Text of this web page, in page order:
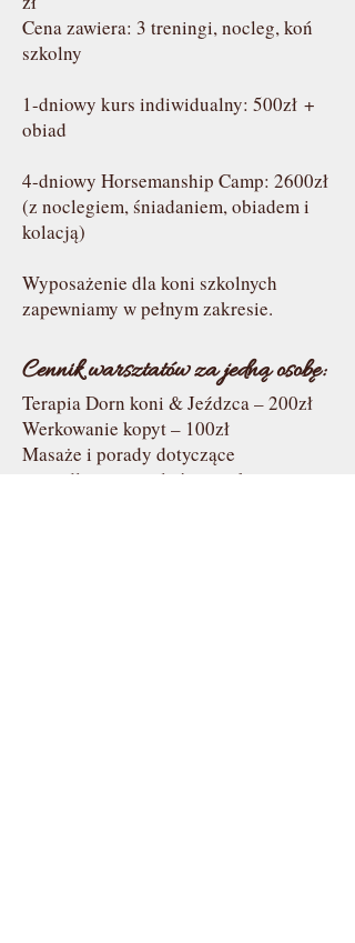
Cena zawiera: 3 treningi, nocleg, koń
szkolny
1-dniowy kurs indiwidualny: 500zł​ +
obiad
4-dniowy Horsemanship Camp: 2600zł​
(z noclegiem, śniadaniem, obiadem i
kolacją)
Wyposażenie dla koni szkolnych
zapewniamy w pełnym zakresie.
Cennik warsztatów za jedną osobę:
Terapia Dorn koni & Jeźdzca – 200zł
Werkowanie kopyt – 100zł
Masaże i porady dotyczące
prawidłowego rozluźnienia konia –